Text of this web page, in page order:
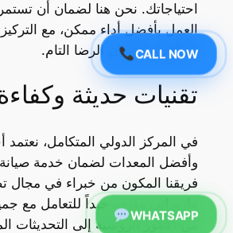
WHATSAPP
CALL NOW
احتياجاتك. نحن هنا لضمان أن
العمل بأفضل أداء ممكن، مع
التفاصيل لضمان الرضا التام.
تقنيات حديثة
في المركز الدولي المتكامل، نعتمد
وأفضل المعدات لضمان خدمة صيانة
فريقنا المكون من خبراء في مجال
مازيراتي مدرب جيداً للتعامل مع
من الأمور الروتينية إلى التحديثات